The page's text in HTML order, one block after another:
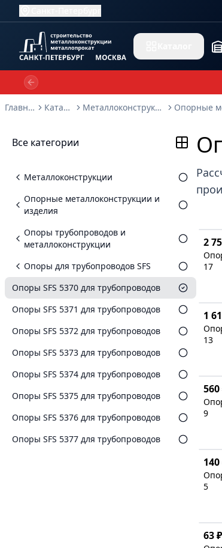
Previous slide
Главная
Каталог Металлоконструкции
Все категории
Металлоконструкции
Опорные металлоконструкции и
изделия
Опоры трубопроводов и
металлоконструкции
Опоры для трубопроводов SFS
Опоры SFS 5370 для трубопроводов
Опоры SFS 5371 для трубопроводов
Опоры SFS 5372 для трубопроводов
Опоры SFS 5373 для трубопроводов
Опоры SFS 5374 для трубопроводов
Опоры SFS 5375 для трубопроводов
Опоры SFS 5376 для трубопроводов
Опоры SFS 5377 для трубопроводов
2
17
1
13
9
5
63 ₽